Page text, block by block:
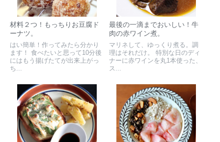
材料２つ！もっちりお豆腐ド
ーナツ。
はい簡単！作ってみたら分かり
ます！ 食べたいと思って10分後
にはもう揚げたてが出来上がっ
ち...
最後の一滴までおいしい！牛
肉の赤ワイン煮。
マリネして、ゆっくり煮る。調
理はそれだけ。 特別な日のディ
ナーに赤ワインを丸1本使った、
ス...